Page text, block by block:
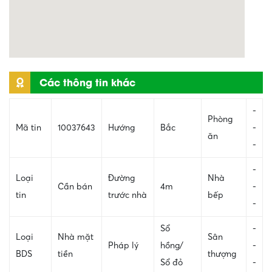
Các thông tin khác
Mã tin 10037643 Hướng Bắc
Phòng
ăn
-
-
-
Loại
tin
Cần bán
Đường
trước nhà
4m
Nhà
bếp
-
-
-
Loại
BDS
Nhà mặt
tiền
Pháp lý
Sổ
hồng/
Sổ đỏ
Sân
thượng
-
-
-